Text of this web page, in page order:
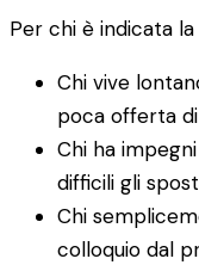
Per chi è indicata
Chi vive
poca offerta
Chi ha
difficili gli
Chi
colloquio dal